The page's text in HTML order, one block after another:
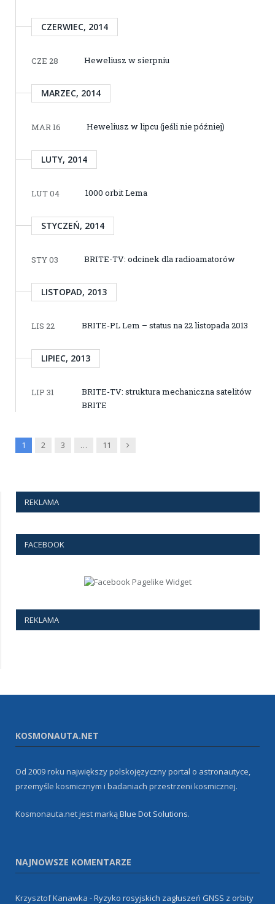
CZERWIEC, 2014
CZE 28 Heweliusz w sierpniu
MARZEC, 2014
MAR 16 Heweliusz w lipcu (jeśli nie później)
LUTY, 2014
LUT 04 1000 orbit Lema
STYCZEŃ, 2014
STY 03 BRITE-TV: odcinek dla radioamatorów
LISTOPAD, 2013
LIS 22 BRITE-PL Lem – status na 22 listopada 2013
LIPIEC, 2013
LIP 31
BRITE-TV: struktura mechaniczna satelitów
BRITE
1 2 3 … 11 Next
REKLAMA
FACEBOOK
REKLAMA
KOSMONAUTA.NET
Od 2009 roku największy polskojęzyczny portal o astronautyce,
przemyśle kosmicznym i badaniach przestrzeni kosmicznej.
Kosmonauta.net jest markąBlue Dot Solutions.
NAJNOWSZE KOMENTARZE
Krzysztof Kanawka -Ryzyko rosyjskich zagłuszeń GNSS z orbity